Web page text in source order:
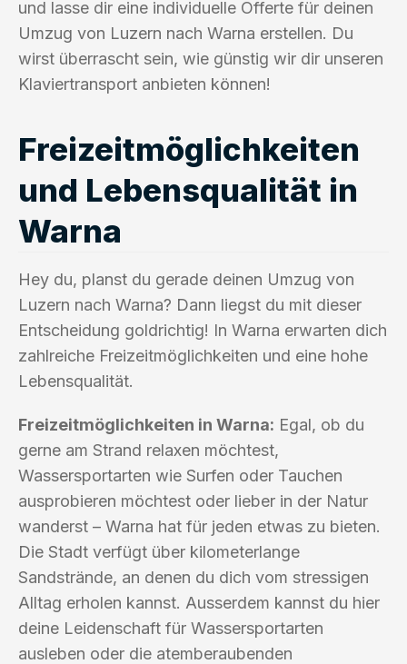
und lasse dir eine individuelle Offerte für deinen
Umzug von Luzern nach Warna erstellen. Du
wirst überrascht sein, wie günstig wir dir unseren
Klaviertransport anbieten können!
Freizeitmöglichkeiten
und Lebensqualität in
Warna
Hey du, planst du gerade deinen Umzug von
Luzern nach Warna? Dann liegst du mit dieser
Entscheidung goldrichtig! In Warna erwarten dich
zahlreiche Freizeitmöglichkeiten und eine hohe
Lebensqualität.
Freizeitmöglichkeiten in Warna: Egal, ob du
gerne am Strand relaxen möchtest,
Wassersportarten wie Surfen oder Tauchen
ausprobieren möchtest oder lieber in der Natur
wanderst – Warna hat für jeden etwas zu bieten.
Die Stadt verfügt über kilometerlange
Sandstrände, an denen du dich vom stressigen
Alltag erholen kannst. Ausserdem kannst du hier
deine Leidenschaft für Wassersportarten
ausleben oder die atemberaubenden